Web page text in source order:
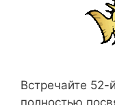
Встречайте 52-
полностью